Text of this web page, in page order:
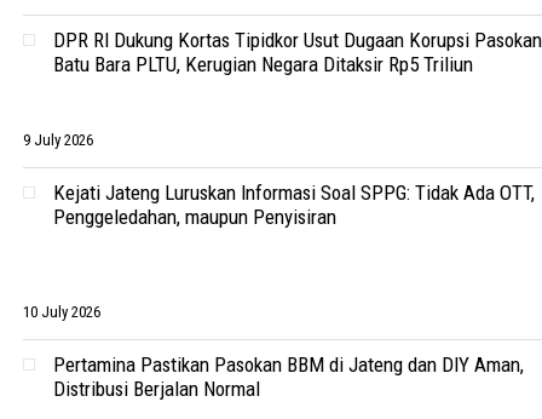
DPR RI Dukung Kortas Tipidkor Usut Dugaan Korupsi Pasokan
Batu Bara PLTU, Kerugian Negara Ditaksir Rp5 Triliun
9 July 2026
Kejati Jateng Luruskan Informasi Soal SPPG: Tidak Ada OTT,
Penggeledahan, maupun Penyisiran
10 July 2026
Pertamina Pastikan Pasokan BBM di Jateng dan DIY Aman,
Distribusi Berjalan Normal